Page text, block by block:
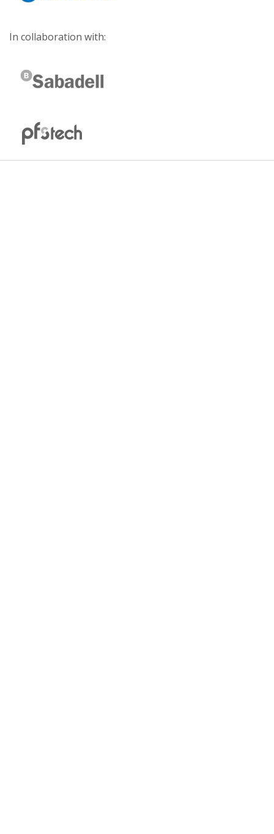
In collaboration with: